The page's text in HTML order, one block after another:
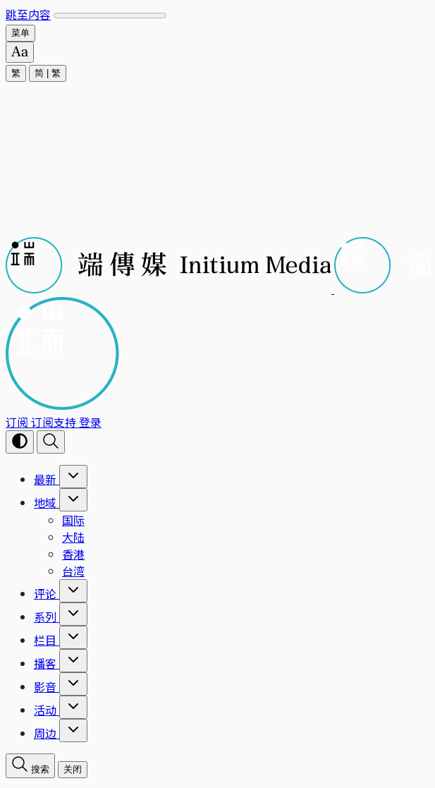
跳至内容
菜单
繁 简 繁
订阅 订阅支持登录
最新
地域
国际
大陆
香港
台湾
评论
系列
栏目
播客
影音
活动
周边
搜索 关闭